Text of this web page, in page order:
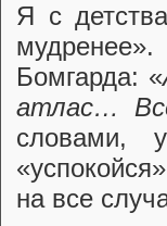
Я с
Бомгарда: «
атлас…
словами,
на все